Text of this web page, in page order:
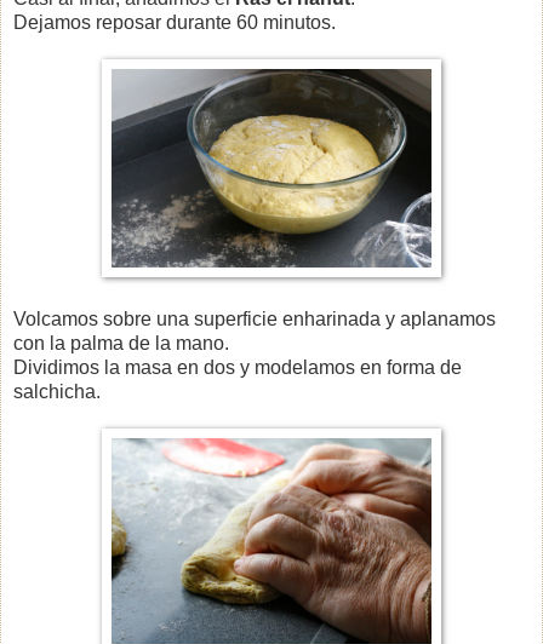
Dejamos reposar durante 60 minutos.
Volcamos sobre una superficie enharinada y aplanamos
con la palma de la mano.
Dividimos la masa en dos y modelamos en forma de
salchicha.